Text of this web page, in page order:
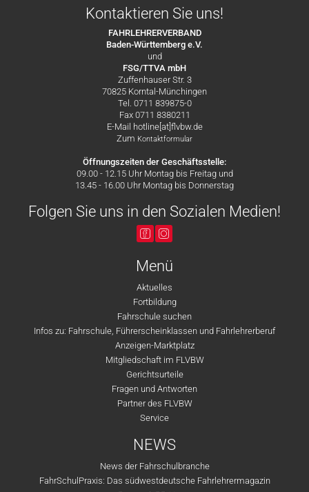
Kontaktieren Sie uns!
FAHRLEHRERVERBAND
Baden-Württemberg e.V.
und
FSG/TTVA mbH
Zuffenhauser Str. 3
70825 Korntal-Münchingen
Tel. 0711 839875-0
Fax 0711 8380211
E-Mail hotline[at]flvbw.de
Zum Kontaktformular
Öffnungszeiten der Geschäftsstelle:
09.00 - 12.15 Uhr Montag bis Freitag und
13.45 - 16.00 Uhr Montag bis Donnerstag
Folgen Sie uns in den Sozialen Medien!
Menü
Aktuelles
Fortbildung
Fahrschule suchen
Infos zu: Fahrschule, Führerscheinklassen und Fahrlehrerberuf
Anzeigen-Marktplatz
Mitgliedschaft im FLVBW
Gerichtsurteile
Fragen und Antworten
Partner des FLVBW
Service
NEWS
News der Fahrschulbranche
FahrSchulPraxis: Das südwestdeutsche Fahrlehrermagazin